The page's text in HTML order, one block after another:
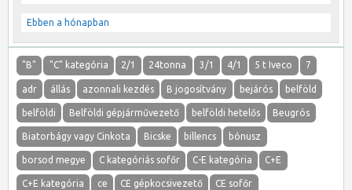
Ebben a hónapban
"B" "C" kategória 2/1 24tonna 3/1 4/1 5 t Iveco 7
adr állás azonnali kezdés B jogosítvány bejárós belföld
belföldi Belföldi gépjárművezető belföldi hetelős Beugrós
Biatorbágy vagy Cinkota Bicske billencs bónusz
borsod megye C kategóriás sofőr C-E kategória C+E
C+E kategória ce CE gépkocsivezető CE sofőr